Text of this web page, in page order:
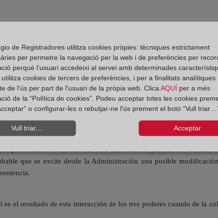
ya tiempo vengo defendiendo, que ponen en tela de juicio el
o no del Juzgado de lo Contencioso-Administrativo para
de entrada, puede desprenderse que se esté ante un
instrucción correspondiente, se desarrolla por la Policía
que, para no perder el control del procedimiento, asignó la
lo que pone en peor condición al afectado por una actuación
debe derivar en la nulidad radical de toda liquidación y
haya respetado los requisitos fijados por el TS, en aplicación de
2015, de 16 de marzo.
pretendan la obtención de una autorización judicial de
que se excite desde la Administración una posible
es el resultado de esta interacción de los tres poderes cuando de la
de Registradores utilitza cookies pròpies: tècniques estrictament
per permetre la navegació per la web i de preferències per
perquè l'usuari accedeixi al servei amb determinades
utilitza cookies de tercers de preferències, i per a finalitats analítiques
de l'ús per part de l'usuari de la pròpia web. Clica AQUÍ per a més
de la “Política de cookies”. Podeu acceptar totes les cookies
o configurar-les o rebutjar-ne l'ús prement el botó “Vull
Vull triar.... Acceptar